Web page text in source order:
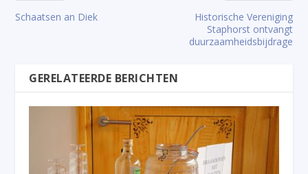
Schaatsen an Diek
Historische Vereniging
Staphorst ontvangt
duurzaamheidsbijdrage
GERELATEERDE BERICHTEN